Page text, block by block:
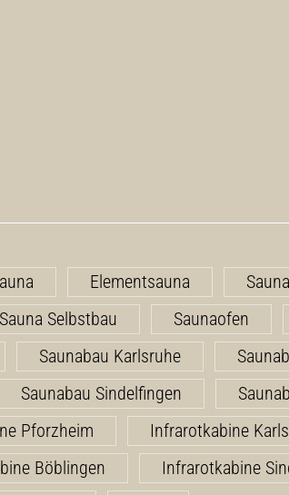
Elementsauna
Sauna Selbstbau Saunaofen
Saunabau Karlsruhe
Saunabau Sindelfingen
Pforzheim
Infrarotkabine
Böblingen
Infrarotkabine